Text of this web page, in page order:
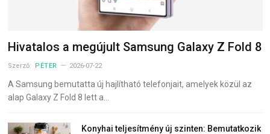
Hivatalos a megújult Samsung Galaxy Z Fold 8
Szerző: PÉTER 2026-07-22
A Samsung bemutatta új hajlítható telefonjait, amelyek közül az
alap Galaxy Z Fold 8 lett a…
Konyhai teljesítmény új szinten: Bemutatkozik